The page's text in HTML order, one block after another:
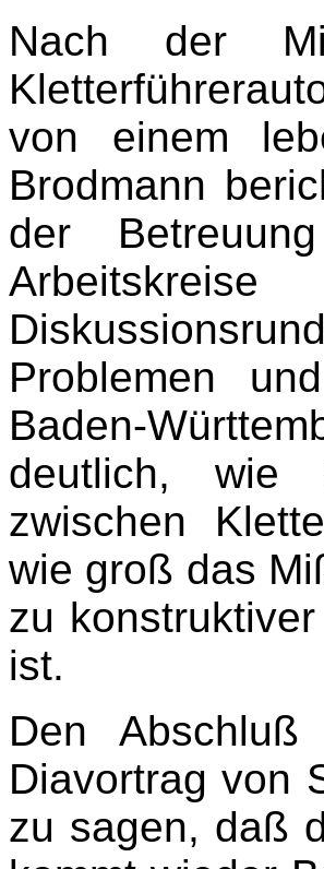
Nach der
von einem
Brodmann
der
Problemen
Baden-
deutlich, wie
zwischen
wie groß das
zu
ist.
Den
Diavortrag von
zu sagen, daß